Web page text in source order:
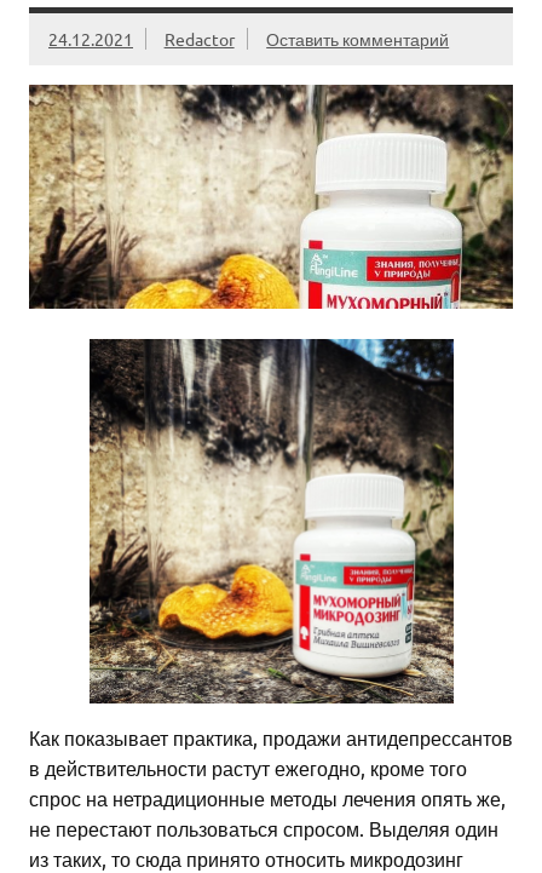
24.12.2021 Redactor Оставить комментарий
Как показывает практика, продажи антидепрессантов
в действительности растут ежегодно, кроме того
спрос на нетрадиционные методы лечения опять же,
не перестают пользоваться спросом. Выделяя один
из таких, то сюда принято относить микродозинг